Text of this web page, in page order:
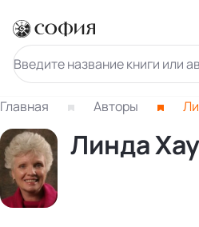
Главная Авторы
Линда Хау